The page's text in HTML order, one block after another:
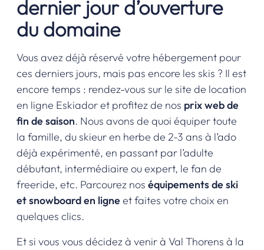
dernier jour d’ouverture
du domaine
Vous avez déjà réservé votre hébergement pour
ces derniers jours, mais pas encore les skis ? Il est
encore temps : rendez-vous sur le site de location
en ligne Eskiadoret profitez de nos prix web de
fin de saison. Nous avons de quoi équiper toute
la famille, du skieur en herbe de 2-3 ans à l’ado
déjà expérimenté, en passant par l’adulte
débutant, intermédiaire ou expert, le fan de
freeride, etc. Parcourez nos équipements de ski
et snowboard en ligneet faites votre choix en
quelques clics.
Et si vous vous décidez à venir à Val Thorens à la